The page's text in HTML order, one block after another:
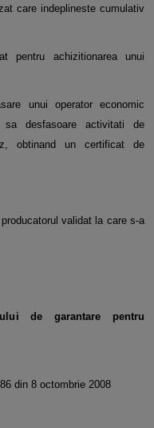
care indeplineste cumulativ
pentru achizitionarea unui
unui operator economic
sa desfasoare activitati de
obtinand un certificat de
validat la care s-a
de garantare pentru
din 8 octombrie 2008